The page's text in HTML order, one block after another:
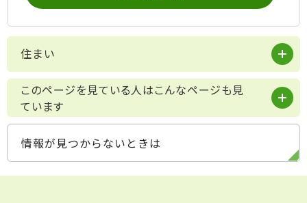
住まい
このページを見ている人はこんなページも見
ています
情報が見つからないときは